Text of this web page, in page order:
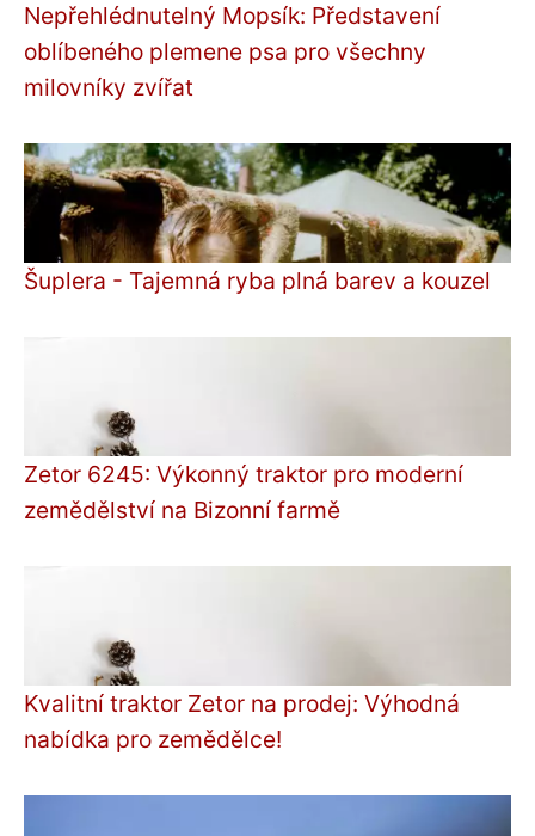
Nepřehlédnutelný Mopsík: Představení
oblíbeného plemene psa pro všechny
milovníky zvířat
Šuplera - Tajemná ryba plná barev a kouzel
Zetor 6245: Výkonný traktor pro moderní
zemědělství na Bizonní farmě
Kvalitní traktor Zetor na prodej: Výhodná
nabídka pro zemědělce!